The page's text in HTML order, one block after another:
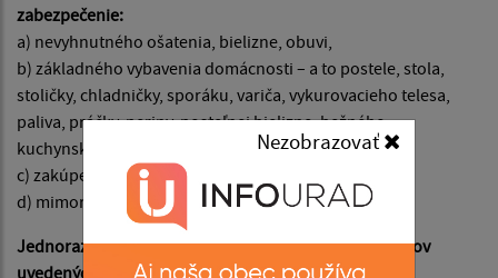
Nezobrazovať
zabezpečenie:
a) nevyhnutného ošatenia, bielizne, obuvi,
b) základného vybavenia domácnosti – a to postele, stola,
stoličky, chladničky, sporáku, variča, vykurovacieho telesa,
paliva, práčky, periny, posteľnej bielizne, bežného
kuchynského riadu,
c) zakúpenia školských potrieb,
d) mimoriadnych liečebných nákladov.
Jednorazovú dávku na úhradu mimoriadnych výdavkov
uvedených v § 3 ods. 2 tohto VZN možno poskytnúť v